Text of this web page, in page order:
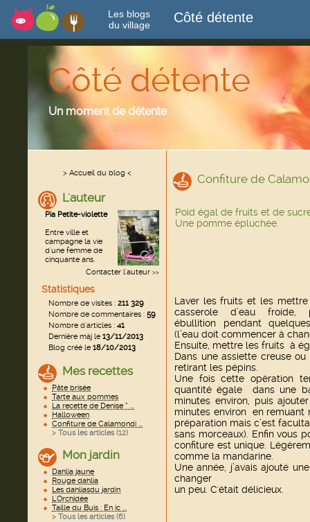
Les blogs
du village
Côté détente
Côté détente
Un moment de détente
> Accueil du blog <
L'auteur
Pia Petite-violette
Entre ville et
campagne la vie
d'une femme de
cinquante ans.
Contacter l'auteur >>
Statistiques
Nombre de visites : 211 329
Nombre de commentaires : 59
Nombre d'articles : 41
Dernière màj le13/11/2013
Blog créé le18/10/2013
Mes recettes
Pâte brisée
Tarte aux pommes
La recette de Denise * ...
Halloween
Confiture de Calamondi ...
> Tous les articles (12)
Mon jardin
Dahlia jaune
Rouge dahlia
Les dahliasdu jardin
L'Orchidée
Taille du Buis : En ic ...
> Tous les articles (6)
Confiture de
Poid égal de fruits et de
Une pomme épluchée.
Laver les fruits et les mettre
casserole d’eau froide,
ébullition pendant
(l’eau doit commencer à
Ensuite, mettre les fruits à
Dans une assiette creuse
retirant les pépins.
Une fois cette opération
quantité égale dans une
minutes environ, puis
minutes environ en
préparation mais c’est
sans morceaux). Enfin vous
confiture est unique.
comme la mandarine.
Une année, j’avais ajouté
changer
un peu. C'était délicieux.